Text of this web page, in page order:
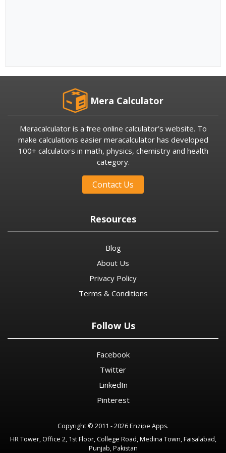
Mera Calculator
Meracalculator is a free online calculator’s website. To
make calculations easier meracalculator has developed
100+ calculators in math, physics, chemistry and health
category.
Contact Us
Resources
Blog
About Us
Privacy Policy
Terms & Conditions
Follow Us
Facebook
Twitter
LinkedIn
Pinterest
Copyright © 2011 - 2026 Enzipe Apps.
HR Tower, Office 2, 1st Floor, College Road, Medina Town, Faisalabad,
Punjab, Pakistan